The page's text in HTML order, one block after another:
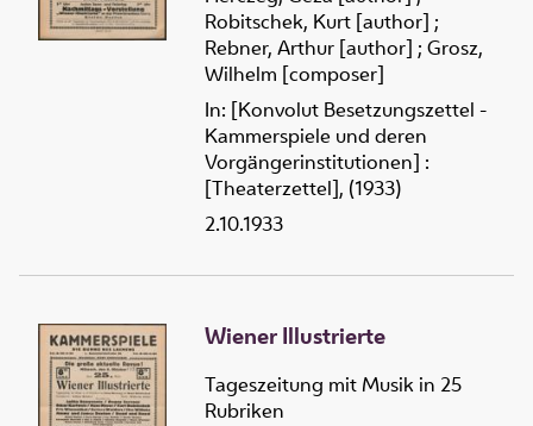
Robitschek, Kurt [author] ;
Rebner, Arthur [author] ; Grosz,
Wilhelm [composer]
In: [Konvolut Besetzungszettel -
Kammerspiele und deren
Vorgängerinstitutionen] :
[Theaterzettel], (1933)
2.10.1933
Wiener Illustrierte
Tageszeitung mit Musik in 25
Rubriken